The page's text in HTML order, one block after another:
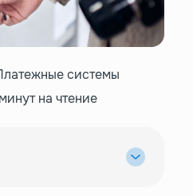
системы
на чтение